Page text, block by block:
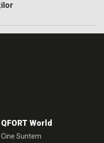
QFORT World
Cine Suntem